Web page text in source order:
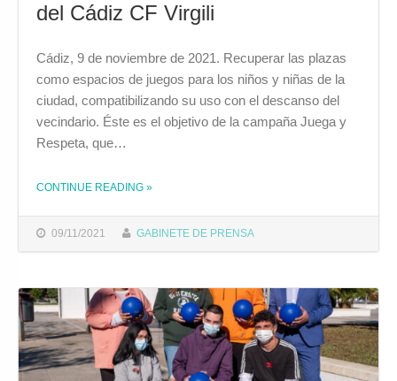
del Cádiz CF Virgili
09/11/2021 GABINETE DE PRENSA
Cádiz, 9 de noviembre de 2021. Recuperar las plazas
como espacios de juegos para los niños y niñas de la
ciudad, compatibilizando su uso con el descanso del
vecindario. Éste es el objetivo de la campaña Juega y
Respeta, que…
CONTINUE READING
THE "LA CAMPAÑA JUEGA Y RESPETA COMENZARÁ MAÑANA EN LA PLAZA DEL AVIADOR CON FÚTBOL DE LA MANO DEL CÁDIZ CF VIRGILI"
»